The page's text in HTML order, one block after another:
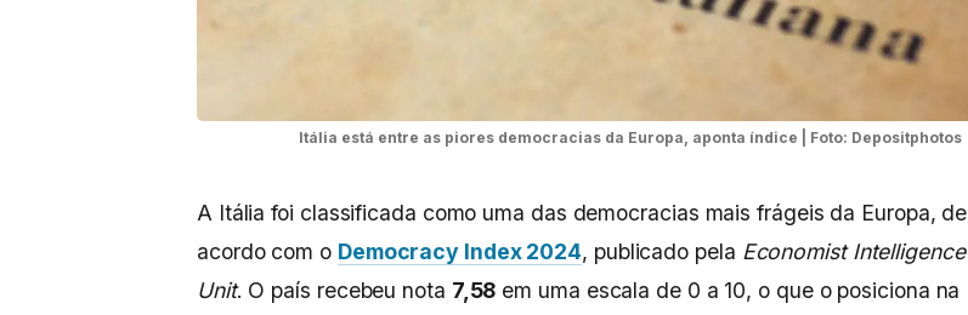
Itália está entre as piores democracias da Europa, aponta índice | Foto: Depositphotos
A Itália foi classificada como uma das democracias mais frágeis da Europa, de
acordo com o Democracy Index 2024, publicado pela Economist Intelligence
Unit. O país recebeu nota 7,58 em uma escala de 0 a 10, o que o posiciona na